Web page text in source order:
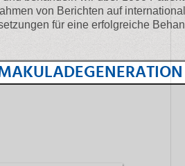
von Berichten auf
für eine erfolgreiche